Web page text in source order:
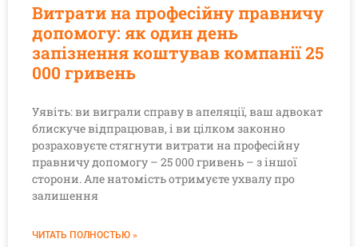
Витрати на професійну правничу
допомогу: як один день
запізнення коштував компанії 25
000 гривень
Уявіть: ви виграли справу в апеляції, ваш адвокат
блискуче відпрацював, і ви цілком законно
розраховуєте стягнути витрати на професійну
правничу допомогу – 25 000 гривень – з іншої
сторони. Але натомість отримуєте ухвалу про
залишення
ЧИТАТЬ ПОЛНОСТЬЮ »